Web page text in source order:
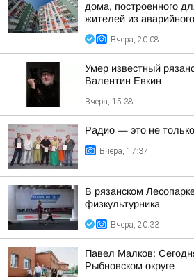
дома, построенного
жителей из
Вчера, 20:08
Умер известный
Валентин Евкин
Вчера, 15:38
Радио — это не
Вчера, 17:37
В рязанском
физкультурника
Вчера, 20:33
Павел Малков:
Рыбновском округе